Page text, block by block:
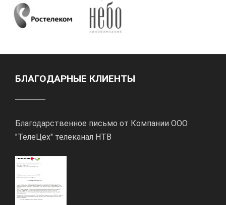
БЛАГОДАРНЫЕ КЛИЕНТЫ
Благодарственное письмо от Компании ООО
"ТелеЦех" телеканал НТВ